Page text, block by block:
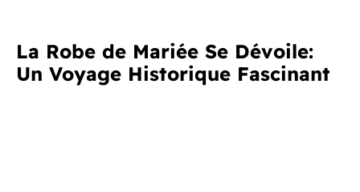
La Robe de Mariée Se Dévoile:
Un Voyage Historique Fascinant